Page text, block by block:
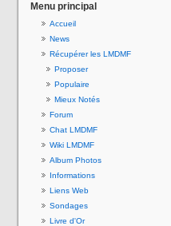
Menu principal
Accueil
News
Récupérer les LMDMF
Proposer
Populaire
Mieux Notés
Forum
Chat LMDMF
Wiki LMDMF
Album Photos
Informations
Liens Web
Sondages
Livre d'Or